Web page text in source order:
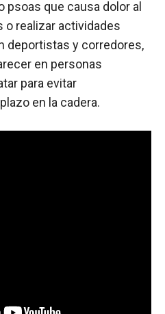
psoas que causa dolor al
o realizar actividades
deportistas y corredores,
en personas
para evitar
en la cadera.